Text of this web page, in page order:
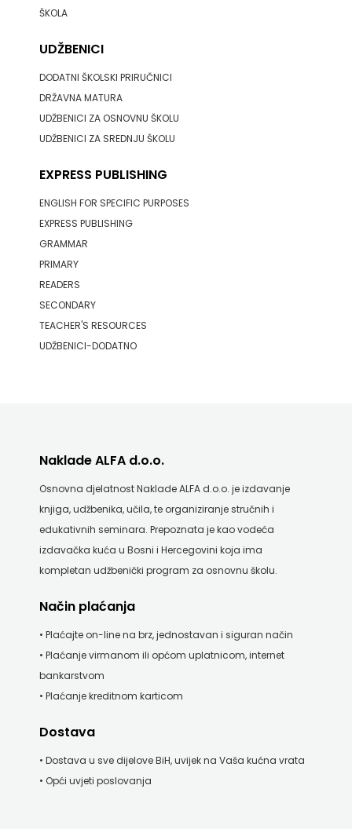
ŠKOLA
UDŽBENICI
DODATNI ŠKOLSKI PRIRUČNICI
DRŽAVNA MATURA
UDŽBENICI ZA OSNOVNU ŠKOLU
UDŽBENICI ZA SREDNJU ŠKOLU
EXPRESS PUBLISHING
ENGLISH FOR SPECIFIC PURPOSES
EXPRESS PUBLISHING
GRAMMAR
PRIMARY
READERS
SECONDARY
TEACHER'S RESOURCES
UDŽBENICI-DODATNO
Naklade ALFA d.o.o.
Osnovna djelatnost Naklade ALFA d.o.o. je izdavanje
knjiga, udžbenika, učila, te organiziranje stručnih i
edukativnih seminara. Prepoznata je kao vodeća
izdavačka kuća u Bosni i Hercegovini koja ima
kompletan udžbenički program za osnovnu školu.
Način plaćanja
• Plaćajte on-line na brz, jednostavan i siguran način
• Plaćanje virmanom ili općom uplatnicom, internet
bankarstvom
• Plaćanje kreditnom karticom
Dostava
• Dostava u sve dijelove BiH, uvijek na Vaša kućna vrata
• Opći uvjeti poslovanja